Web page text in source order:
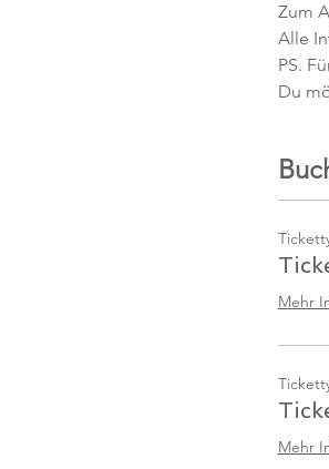
Zum
Alle
PS.
Du
Mehr
Mehr